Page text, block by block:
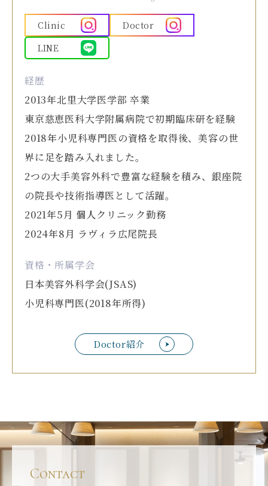
Doctor紹介
Clinic
Doctor
LINE
経歴
2013年北里大学医学部 卒業
東京慈恵医科大学附属病院で初期臨床研を経験
2018年小児科専門医の資格を取得後、美容の世
界に足を踏み入れました。
2つの大手美容外科で豊富な経験を積み、銀座院
の院長や技術指導医として活躍。
2021年5月 個人クリニック勤務
2024年8月 ラヴィラ広尾院長
資格・所属学会
日本美容外科学会(JSAS)
小児科専門医(2018年所得)
Contact